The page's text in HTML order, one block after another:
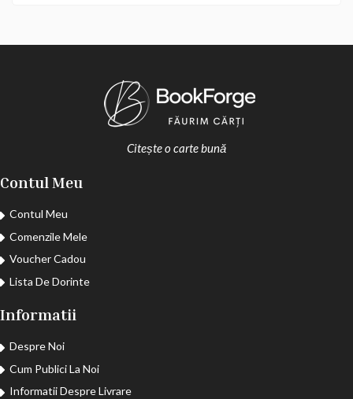
Citește o carte bună
Contul Meu
Contul Meu
Comenzile Mele
Voucher Cadou
Lista De Dorinte
Informatii
Despre Noi
Cum Publici La Noi
Informatii Despre Livrare